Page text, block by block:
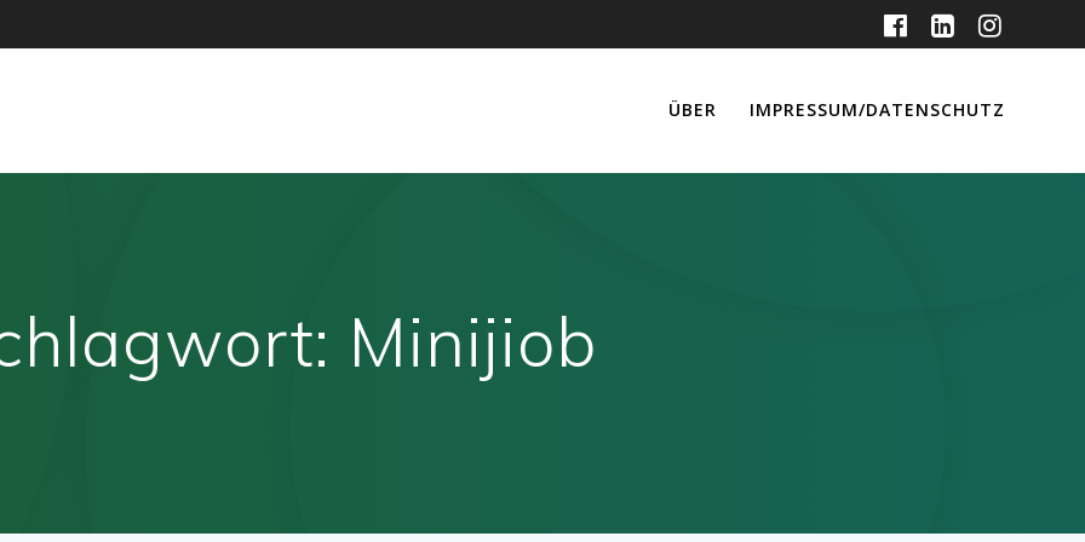
ÜBER IMPRESSUM/DATENSCHUTZ
Minijiob